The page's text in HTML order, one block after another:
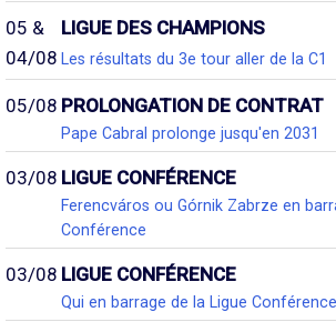
05 &
04/08
LIGUE DES CHAMPIONS
Les résultats du 3e tour aller de la C1
05/08 PROLONGATION DE CONTRAT
Pape Cabral prolonge jusqu'en 2031
03/08 LIGUE CONFÉRENCE
Ferencváros ou Górnik Zabrze en
Conférence
03/08 LIGUE CONFÉRENCE
Qui en barrage de la Ligue